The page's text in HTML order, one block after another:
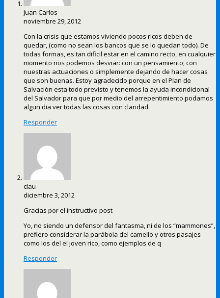
Juan Carlos
noviembre 29, 2012
Con la crisis que estamos viviendo pocos ricos deben de
quedar, (como no sean los bancos que se lo quedan todo). De
todas formas, es tan dificil estar en el camino recto, en cualquier
momento nos podemos desviar: con un pensamiento; con
nuestras actuaciones o simplemente dejando de hacer cosas
que son buenas. Estoy agradecido porque en el Plan de
Salvación esta todo previsto y tenemos la ayuda incondicional
del Salvador para que por medio del arrepentimiento podamos
algun dia ver todas las cosas con claridad.
Responder
clau
diciembre 3, 2012
Gracias por el instructivo post
Yo, no siendo un defensor del fantasma, ni de los “mammones”,
prefiero considerar la parábola del camello y otros pasajes
como los del el joven rico, como ejemplos de q
Responder